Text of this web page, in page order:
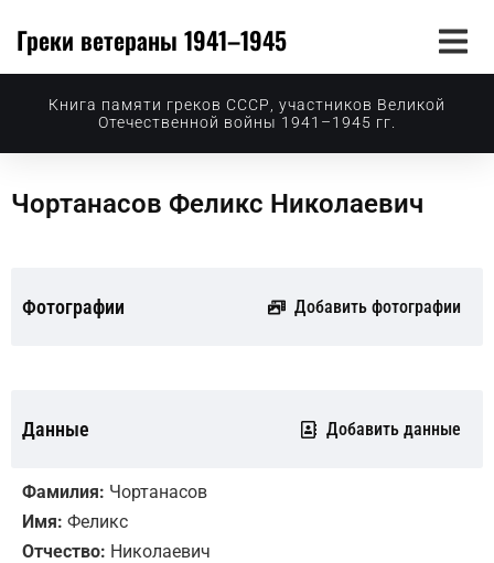
Греки ветераны 1941–1945
Книга памяти греков СССР, участников Великой
Отечественной войны 1941–1945 гг.
Чортанасов Феликс Николаевич
Фотографии Добавить фотографии
Данные Добавить данные
Фамилия: Чортанасов
Имя: Феликс
Отчество: Николаевич